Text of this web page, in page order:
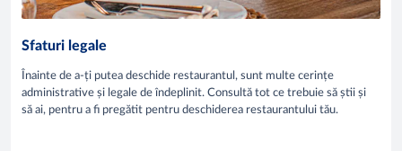
Sfaturi legale
Înainte de a-ți putea deschide restaurantul, sunt multe cerințe
administrative și legale de îndeplinit. Consultă tot ce trebuie să știi și
să ai, pentru a fi pregătit pentru deschiderea restaurantului tău.